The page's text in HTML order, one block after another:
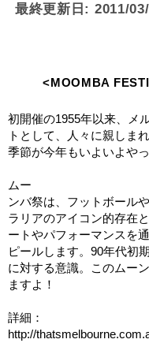
最終更新日: 2011/
<MOOMBA
初開催の1955年以来、メ
トとして、人々に親しま
季節が今年もいよいよや
ムー
ンバ祭は、フットボール
ラリアのアイコン的存在
ートやパフォーマンスを
ピールします。90年代初
に対する意識。このムー
ますよ！
詳細：
http://